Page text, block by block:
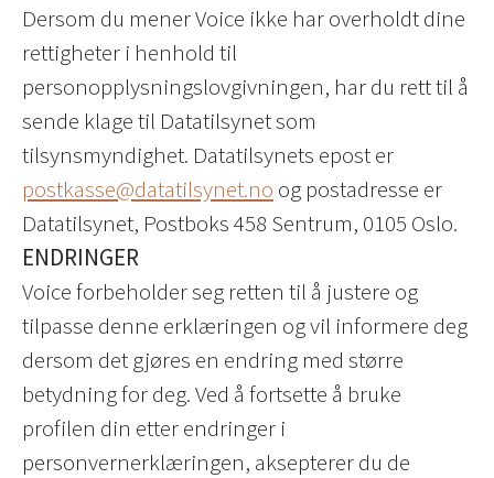
Dersom du mener Voice ikke har overholdt dine
rettigheter i henhold til
personopplysningslovgivningen, har du rett til å
sende klage til Datatilsynet som
tilsynsmyndighet. Datatilsynets epost er
postkasse@datatilsynet.no og postadresse er
Datatilsynet, Postboks 458 Sentrum, 0105 Oslo.
ENDRINGER
Voice forbeholder seg retten til å justere og
tilpasse denne erklæringen og vil informere deg
dersom det gjøres en endring med større
betydning for deg. Ved å fortsette å bruke
profilen din etter endringer i
personvernerklæringen, aksepterer du de